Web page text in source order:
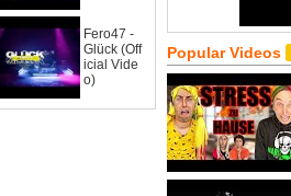
Fero47 -
Glück (Off
icial Vide
o)
Popular Videos